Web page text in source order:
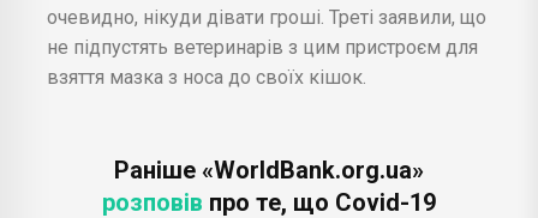
очевидно, нікуди дівати гроші. Треті заявили, що
не підпустять ветеринарів з цим пристроєм для
взяття мазка з носа до своїх кішок.
Раніше «WorldBank.org.ua»
розповів про те, що Covid-19